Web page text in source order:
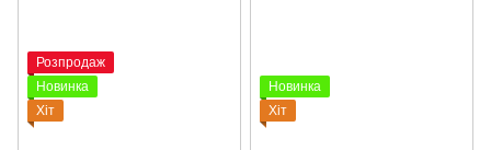
Розпродаж
Новинка
Хіт
Новинка
Хіт